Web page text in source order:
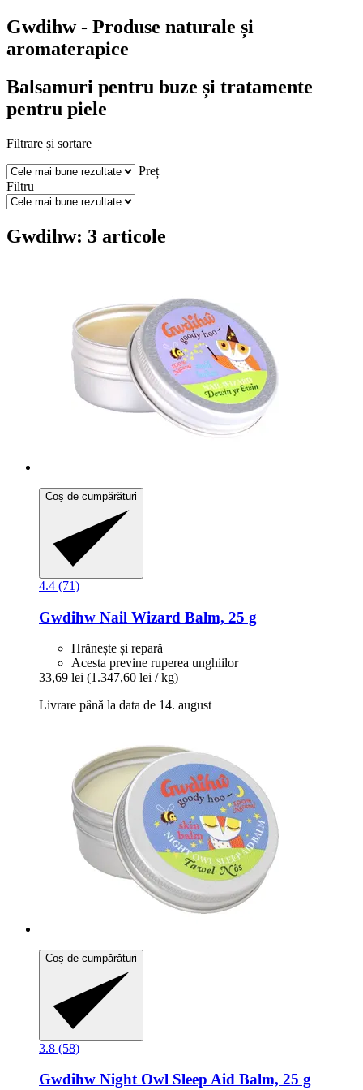
Gwdihw - Produse naturale și
aromaterapice
Balsamuri pentru buze și tratamente
pentru piele
Filtrare și sortare
Preț
Filtru
Gwdihw: 3 articole
Coș de cumpărături
4.4 (71)
Gwdihw Nail Wizard Balm, 25 g
Hrănește și repară
Acesta previne ruperea unghiilor
33,69 lei (1.347,60 lei / kg)
Livrare până la data de 14. august
Coș de cumpărături
3.8 (58)
Gwdihw Night Owl Sleep Aid Balm, 25 g